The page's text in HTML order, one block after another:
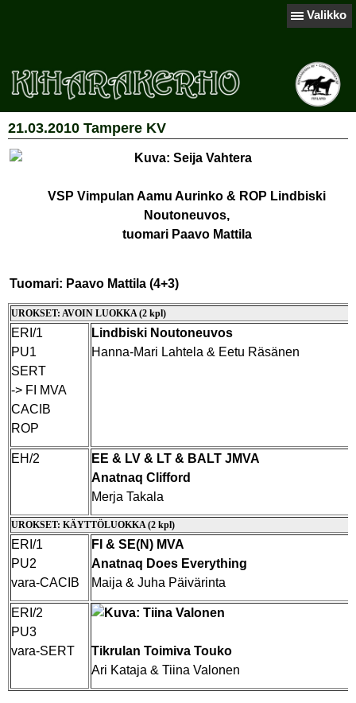
Valikko
21.03.2010 Tampere KV
VSP Vimpulan Aamu Aurinko & ROP Lindbiski
Noutoneuvos,
tuomari Paavo Mattila
Tuomari: Paavo Mattila (4+3)
UROKSET: AVOIN LUOKKA (2 kpl)
ERI/1
PU1
SERT
-> FI MVA
CACIB
ROP
Lindbiski Noutoneuvos
Hanna-Mari Lahtela & Eetu Räsänen
EH/2
EE & LV & LT & BALT JMVA
Anatnaq Clifford
Merja Takala
UROKSET: KÄYTTÖLUOKKA (2 kpl)
ERI/1
PU2
vara-CACIB
FI & SE(N) MVA
Anatnaq Does Everything
Maija & Juha Päivärinta
ERI/2
PU3
vara-SERT
Tikrulan Toimiva Touko
Ari Kataja & Tiina Valonen